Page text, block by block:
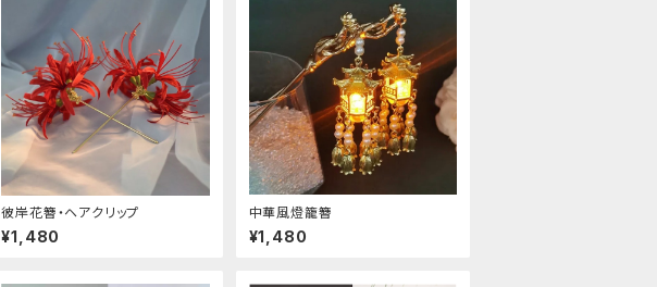
彼岸花簪・ヘアクリップ
¥1,480
中華風燈籠簪
¥1,480